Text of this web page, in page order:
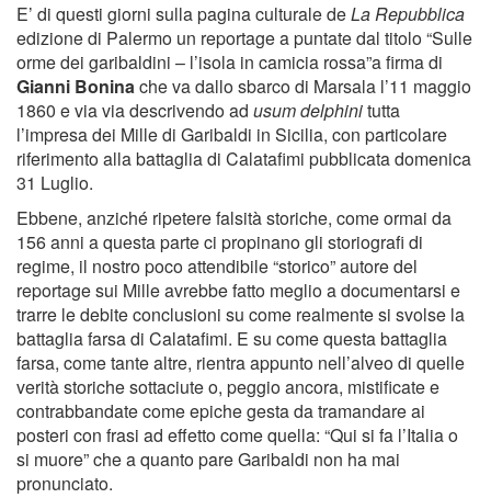
E’ di questi giorni sulla pagina culturale deLa Repubblica
edizione di Palermo un reportage a puntate dal titolo “Sulle
orme dei garibaldini – l’isola in camicia rossa”a firma di
Gianni Boninache va dallo sbarco di Marsala l’11 maggio
1860 e via via descrivendo ad usum delphinitutta
l’impresa dei Mille di Garibaldi in Sicilia, con particolare
riferimento alla battaglia di Calatafimi pubblicata domenica
31 Luglio.
Ebbene, anziché ripetere falsità storiche, come ormai da
156 anni a questa parte ci propinano gli storiografi di
regime, il nostro poco attendibile “storico” autore del
reportage sui Mille avrebbe fatto meglio a documentarsi e
trarre le debite conclusioni su come realmente si svolse la
battaglia farsa di Calatafimi. E su come questa battaglia
farsa, come tante altre, rientra appunto nell’alveo di quelle
verità storiche sottaciute o, peggio ancora, mistificate e
contrabbandate come epiche gesta da tramandare ai
posteri con frasi ad effetto come quella: “Qui si fa l’Italia o
si muore” che a quanto pare Garibaldi non ha mai
pronunciato.